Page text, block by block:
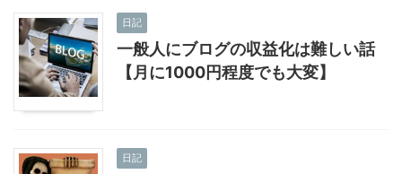
日記
一般人にブログの収益化は難しい話
【月に1000円程度でも大変】
日記